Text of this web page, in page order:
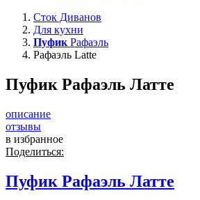
Сток Диванов
Для кухни
Пуфик Рафаэль
Рафаэль Latte
Пуфик Рафаэль Латте
описание
отзывы
в избранное
Поделиться:
Пуфик Рафаэль Латте